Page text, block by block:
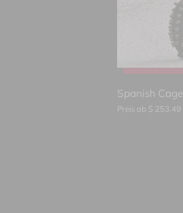
Spanish Cage
Preis ab $ 253.49